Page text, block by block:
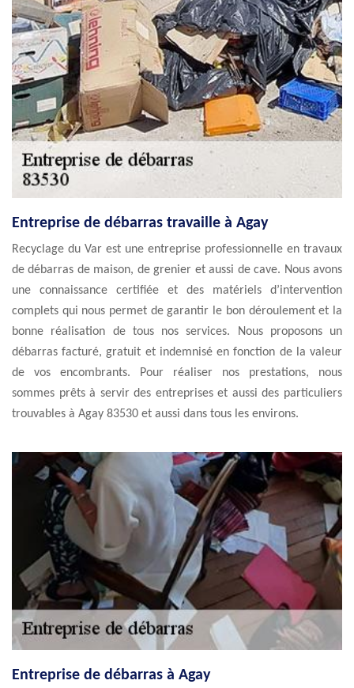
Entreprise de débarras travaille à Agay
Recyclage du Var est une entreprise professionnelle en travaux
de débarras de maison, de grenier et aussi de cave. Nous avons
une connaissance certifiée et des matériels d’intervention
complets qui nous permet de garantir le bon déroulement et la
bonne réalisation de tous nos services. Nous proposons un
débarras facturé, gratuit et indemnisé en fonction de la valeur
de vos encombrants. Pour réaliser nos prestations, nous
sommes prêts à servir des entreprises et aussi des particuliers
trouvables à Agay 83530 et aussi dans tous les environs.
Entreprise de débarras à Agay